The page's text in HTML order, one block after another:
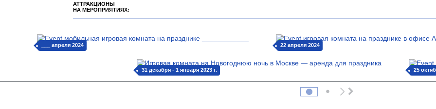
АТТРАКЦИОНЫ
НА МЕРОПРИЯТИЯХ:
___ апреля 2024 22 апреля 2024
31 декабря - 1 января 2023 г. 25